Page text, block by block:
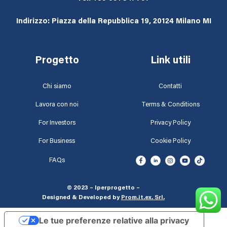
Indirizzo: Piazza della Repubblica 19, 20124 Milano MI
Progetto Link utili
Chi siamo Contatti
Lavora con noi Terms & Conditions
For Investors Privacy Policy
For Business Cookie Policy
FAQs
© 2023 – Iperprogetto –
Designed & Developed by Prom.it.ex. Srl .
Le tue preferenze relative alla privacy